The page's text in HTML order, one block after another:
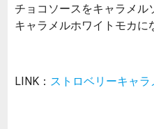
チョコソースをキャラメル
キャラメルホワイトモカに
LINK： ストロベリーキャ